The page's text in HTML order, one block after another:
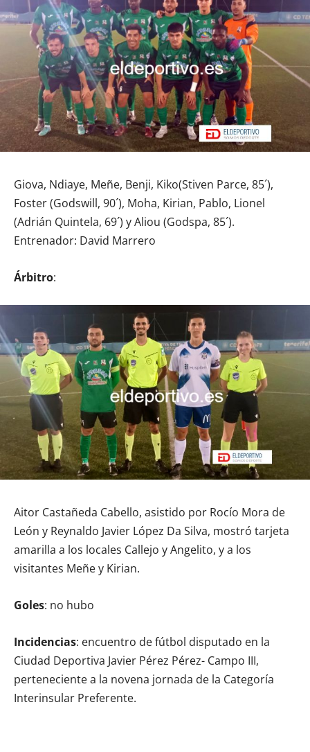
Giova, Ndiaye, Meñe, Benji, Kiko(Stiven Parce, 85´),
Foster (Godswill, 90´), Moha, Kirian, Pablo, Lionel
(Adrián Quintela, 69´) y Aliou (Godspa, 85´).
Entrenador: David Marrero
Árbitro:
Aitor Castañeda Cabello, asistido por Rocío Mora de
León y Reynaldo Javier López Da Silva, mostró tarjeta
amarilla a los locales Callejo y Angelito, y a los
visitantes Meñe y Kirian.
Goles: no hubo
Incidencias: encuentro de fútbol disputado en la
Ciudad Deportiva Javier Pérez Pérez- Campo III,
perteneciente a la novena jornada de la Categoría
Interinsular Preferente.